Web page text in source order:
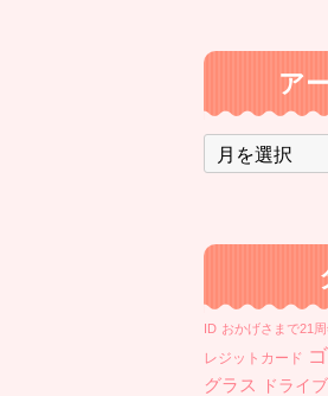
ア
ア
ー
ブ
ID おかげさまで21
レジットカード
グラス
ドライブ